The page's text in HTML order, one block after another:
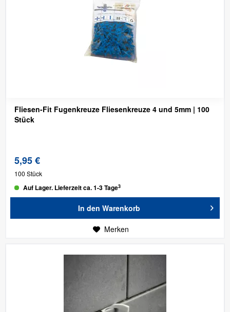
Fliesen-Fit Fugenkreuze Fliesenkreuze 4 und 5mm | 100
Stück
5,95 €
100 Stück
Auf Lager. Lieferzeit ca. 1-3 Tage3
In den Warenkorb
Merken